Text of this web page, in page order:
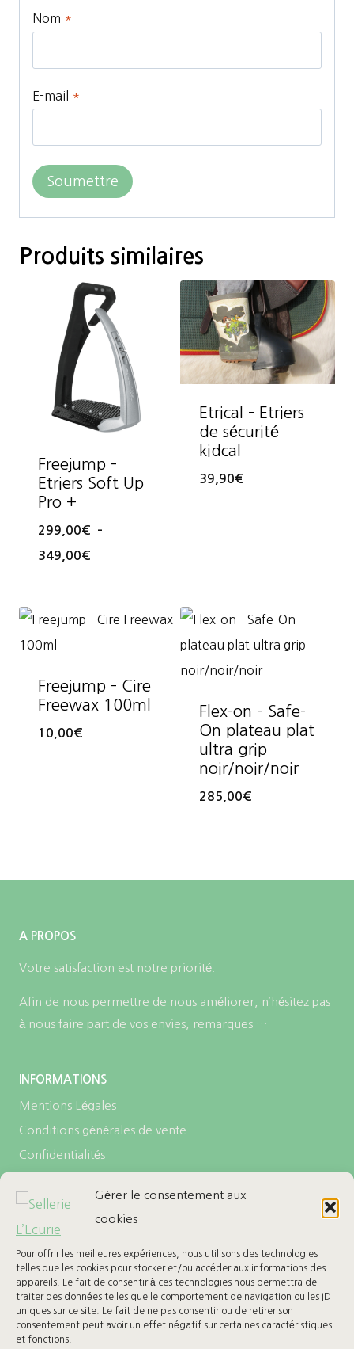
Gérer le consentement aux
cookies
Pour offrir les meilleures expériences, nous utilisons des technologies
telles que les cookies pour stocker et/ou accéder aux informations des
appareils. Le fait de consentir à ces technologies nous permettra de
traiter des données telles que le comportement de navigation ou les ID
uniques sur ce site. Le fait de ne pas consentir ou de retirer son
consentement peut avoir un effet négatif sur certaines caractéristiques
et fonctions.
Nom *
E-mail *
Produits similaires
Freejump –
Etriers Soft Up
Pro +
299,00€ –
349,00€
349,00€
Etrical – Etriers
de sécurité
kidcal
39,90€
Freejump – Cire
Freewax 100ml
10,00€
Flex-on – Safe-
On plateau plat
ultra grip
noir/noir/noir
285,00€
A PROPOS
Votre satisfaction est notre priorité.
Afin de nous permettre de nous améliorer, n’hésitez pas
à nous faire part de vos envies, remarques …
INFORMATIONS
Mentions Légales
Conditions générales de vente
Confidentialités
LES + DE L’ECURIE
Carte cadeau
Ma Wishlist
BESOIN D’AIDE